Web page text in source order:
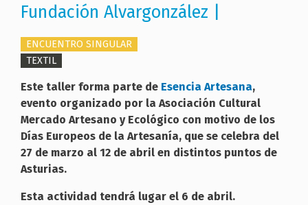
Fundación Alvargonzález |
ENCUENTRO SINGULAR
TEXTIL
Este taller forma parte de Esencia Artesana,
evento organizado por la Asociación Cultural
Mercado Artesano y Ecológico con motivo de los
Días Europeos de la Artesanía, que se celebra del
27 de marzo al 12 de abril en distintos puntos de
Asturias.
Esta actividad tendrá lugar el 6 de abril.